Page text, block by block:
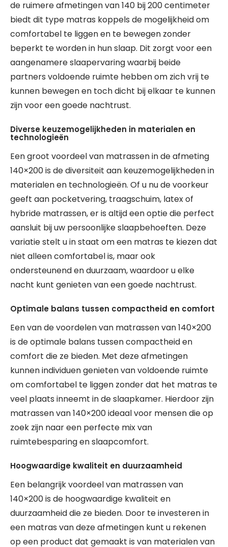
de ruimere afmetingen van 140 bij 200 centimeter
biedt dit type matras koppels de mogelijkheid om
comfortabel te liggen en te bewegen zonder
beperkt te worden in hun slaap. Dit zorgt voor een
aangenamere slaapervaring waarbij beide
partners voldoende ruimte hebben om zich vrij te
kunnen bewegen en toch dicht bij elkaar te kunnen
zijn voor een goede nachtrust.
Diverse keuzemogelijkheden in materialen en
technologieën
Een groot voordeel van matrassen in de afmeting
140×200 is de diversiteit aan keuzemogelijkheden in
materialen en technologieën. Of u nu de voorkeur
geeft aan pocketvering, traagschuim, latex of
hybride matrassen, er is altijd een optie die perfect
aansluit bij uw persoonlijke slaapbehoeften. Deze
variatie stelt u in staat om een matras te kiezen dat
niet alleen comfortabel is, maar ook
ondersteunend en duurzaam, waardoor u elke
nacht kunt genieten van een goede nachtrust.
Optimale balans tussen compactheid en comfort
Een van de voordelen van matrassen van 140×200
is de optimale balans tussen compactheid en
comfort die ze bieden. Met deze afmetingen
kunnen individuen genieten van voldoende ruimte
om comfortabel te liggen zonder dat het matras te
veel plaats inneemt in de slaapkamer. Hierdoor zijn
matrassen van 140×200 ideaal voor mensen die op
zoek zijn naar een perfecte mix van
ruimtebesparing en slaapcomfort.
Hoogwaardige kwaliteit en duurzaamheid
Een belangrijk voordeel van matrassen van
140×200 is de hoogwaardige kwaliteit en
duurzaamheid die ze bieden. Door te investeren in
een matras van deze afmetingen kunt u rekenen
op een product dat gemaakt is van materialen van